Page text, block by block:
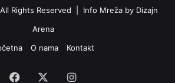
Rights Reserved | Info Mreža by Dizajn
Arena
O nama Kontakt
Facebook Instagram